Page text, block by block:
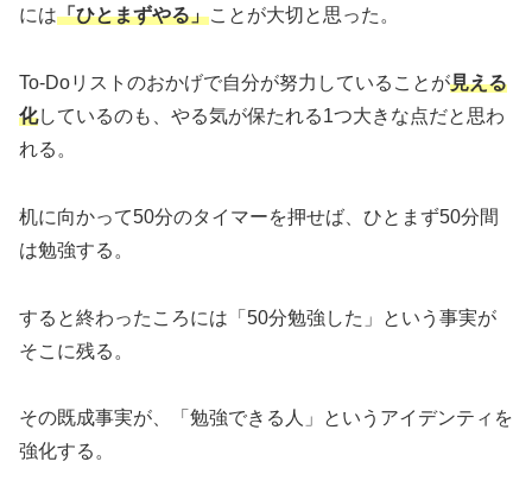
には「ひとまずやる」ことが大切と思った。
To-Doリストのおかげで自分が努力していることが見える
化しているのも、やる気が保たれる1つ大きな点だと思わ
れる。
机に向かって50分のタイマーを押せば、ひとまず50分間
は勉強する。
すると終わったころには「50分勉強した」という事実が
そこに残る。
その既成事実が、「勉強できる人」というアイデンティを
強化する。